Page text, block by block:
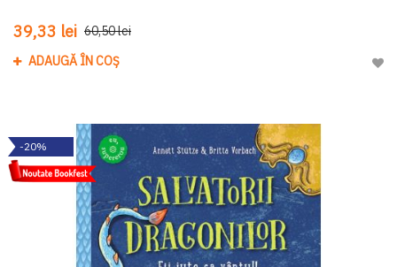
39,33 lei 60,50 lei
ADAUGĂ ÎN COȘ
-20%